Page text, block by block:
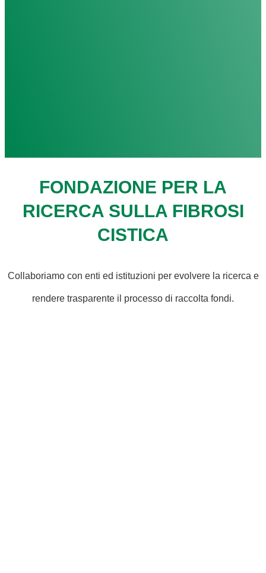
FONDAZIONE PER LA
RICERCA SULLA FIBROSI
CISTICA
Collaboriamo con enti ed istituzioni per evolvere la ricerca e
rendere trasparente il processo di raccolta fondi.